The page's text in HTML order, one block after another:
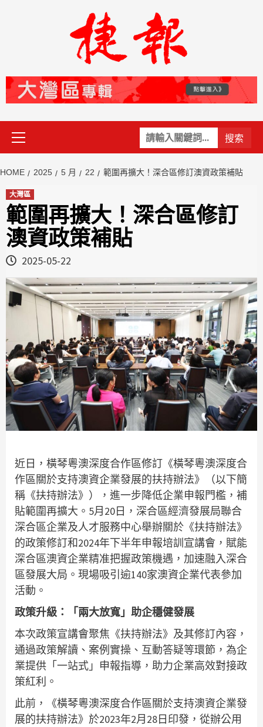
關
鍵
Primary
Menu
HOME 2025 5 月 22 範圍再擴大！深合區修訂澳資政策補貼
大灣區
範圍再擴大！深合區修訂
澳資政策補貼
2025-05-22
近日，橫琴粵澳深度合作區修訂《橫琴粵澳深度合
作區關於支持澳資企業發展的扶持辦法》（以下簡
稱《扶持辦法》），進一步降低企業申報門檻，補
貼範圍再擴大。5月20日，深合區經濟發展局聯合
深合區企業及人才服務中心舉辦關於《扶持辦法》
的政策修訂和2024年下半年申報培訓宣講會，賦能
深合區澳資企業精准把握政策機遇，加速融入深合
區發展大局。現場吸引逾140家澳資企業代表參加
活動。
政策升級：「兩大放寬」助企穩健發展
本次政策宣講會聚焦《扶持辦法》及其修訂內容，
通過政策解讀、案例實操、互動答疑等環節，為企
業提供「一站式」申報指導，助力企業高效對接政
策紅利。
此前，《橫琴粵澳深度合作區關於支持澳資企業發
展的扶持辦法》於2023年2月28日印發，從辦公用